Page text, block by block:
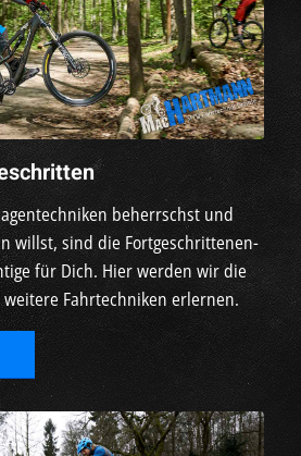
beherrschst und
willst, sind die Fortgeschrittenen-
für Dich. Hier werden wir die
Fahrtechniken erlernen.